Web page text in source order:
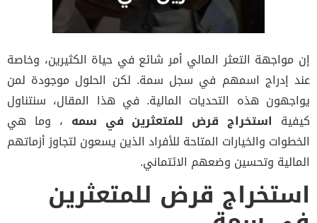
إن مواجهة التعثر المالي أمر شائع في حياة الكثيرين، وخاصة
عند إدراج اسمهم في سجل سمة. لكن الحلول موجودة لمن
يواجهون هذه التحديات المالية. في هذا المقال، سنتناول
كيفية استخراج قرض للمتعثرين في سمه ، وما هي
الخطوات والخيارات المتاحة للأفراد الذين يسعون لتجاوز أزماتهم
المالية وتحسين وضعهم الائتماني.
استخراج قرض للمتعثرين